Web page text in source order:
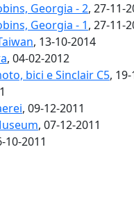
Georgia - 2, 27-11-
Georgia - 1, 27-11-
, 13-10-2014
, 04-02-2012
bici e Sinclair C5,
, 09-12-2011
, 07-12-2011
10-2011